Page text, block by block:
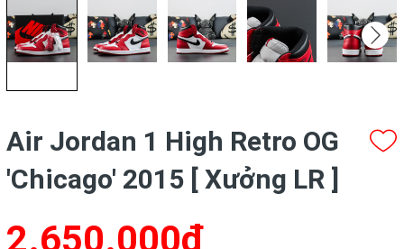
Air Jordan 1 High Retro OG
'Chicago' 2015 [ Xưởng LR ]
2.650.000₫